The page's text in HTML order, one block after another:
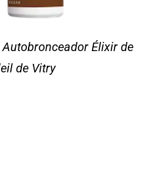
Élixir de
de Vitry